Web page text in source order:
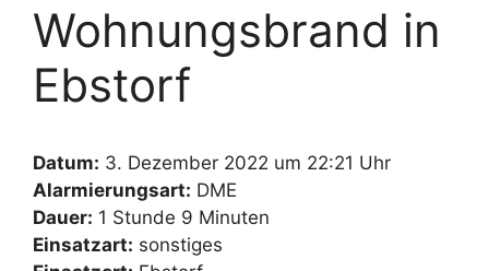
Wohnungsbrand in
Ebstorf
Datum: 3. Dezember 2022 um 22:21 Uhr
Alarmierungsart: DME
Dauer: 1 Stunde 9 Minuten
Einsatzart: sonstiges